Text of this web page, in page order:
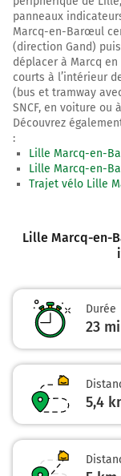
panneaux
Marcq-en-Barœul
(direction Gand)
déplacer à Marcq
courts à l’intérieur
(bus et tramway
SNCF, en voiture ou
Découvrez
:
Lille Marcq-en-
Lille Marcq-en-
Trajet vélo Lille
Lille Marcq-en-
Durée
23
5,4